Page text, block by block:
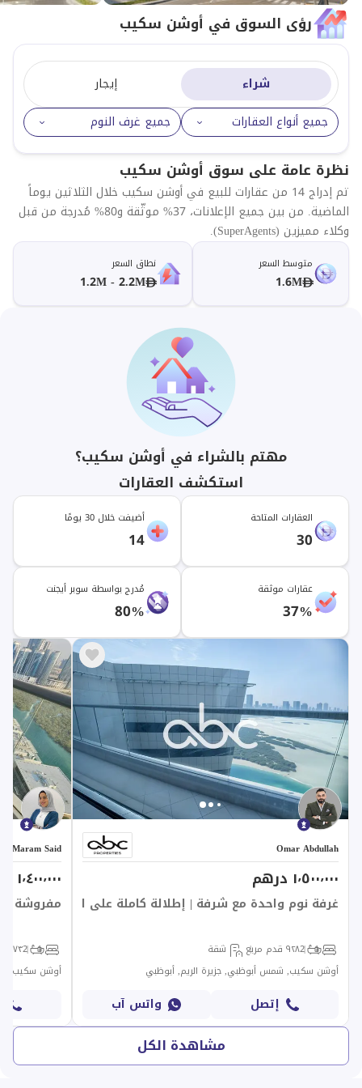
رؤى السوق في أوشن سكيب
شراء
إيجار
جميع أنواع العقارات
جميع غرف النوم
نظرة عامة على سوق أوشن سكيب
تم إدراج 14 من عقارات للبيع في أوشن سكيب خلال الثلاثين يوماً
الماضية. من بين جميع الإعلانات، 37% موثّقة و80% مُدرجة من قبل
وكلاء مميزين (SuperAgents).
متوسط السعر
1.6M
نطاق السعر
1.2M - 2.2M
مهتم بالشراء في أوشن سكيب؟
استكشف العقارات
العقارات المتاحة
30
أضيفت خلال 30 يومًا
14
عقارات موثقة
37%
مُدرج بواسطة سوبر أيجنت
80%
Omar Abdullah
١٬٥٠٠٬٠٠٠ درهم
غرفة نوم واحدة مع شرفة | إطلالة كاملة على البحر
1
2٩٢٨ قدم مربع
شقة
أوشن سكيب, شمس أبوظبي, جزيرة الريم, أبوظبي
إتصل واتس آب
Maram Said
١٬٤٠٠٬٠٠٠ درهم
مفروشة
1
2٩٧٣ قدم مربع
أوشن سكيب,
مشاهدة الكل